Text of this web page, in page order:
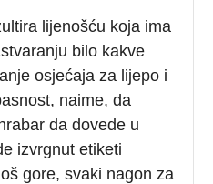
lijenošću koja ima
bilo kakve
osjećaja za lijepo i
naime, da
da dovede u
izvrgnut etiketi
gore, svaki nagon za